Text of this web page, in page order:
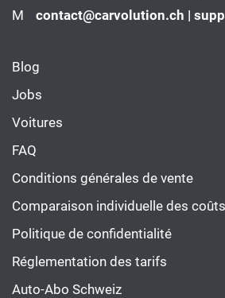
M
contact@carvolution.ch |
Blog
Jobs
Voitures
FAQ
Conditions générales de vente
Comparaison individuelle des coûts
Politique de confidentialité
Réglementation des tarifs
Auto-Abo Schweiz